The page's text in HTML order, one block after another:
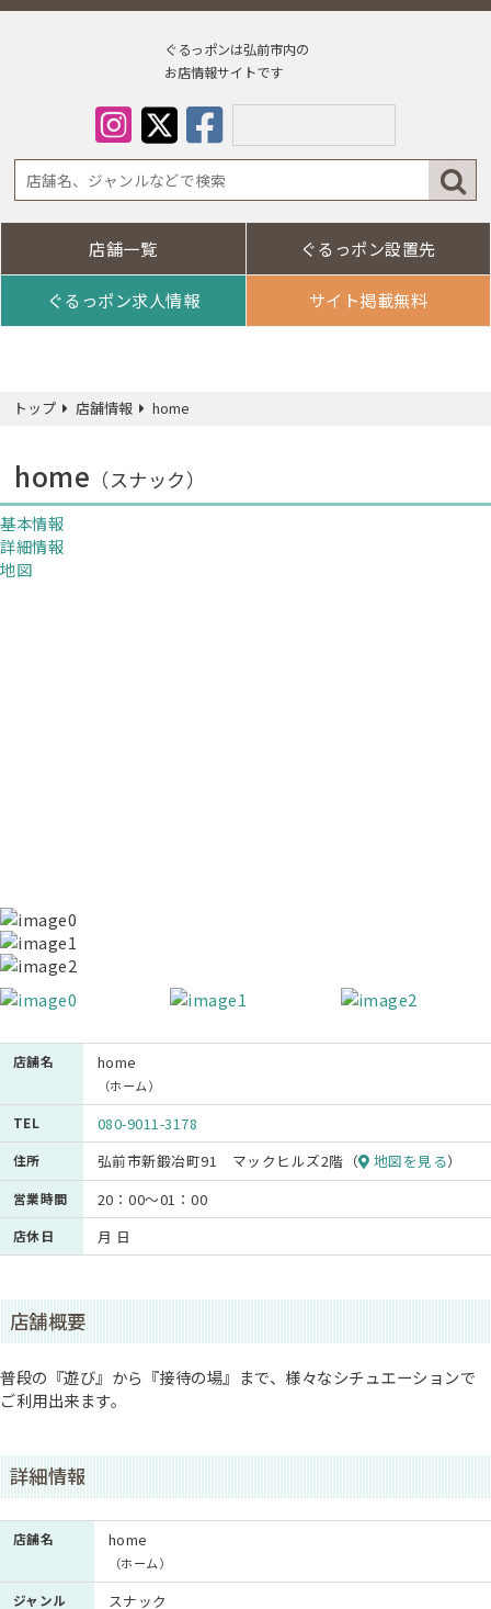
ぐるっポンは弘前市内の
お店情報サイトです
Select
店舗一覧 ぐるっポン設置先
ぐるっポン求人情報 サイト掲載無料
トップ 店舗情報 home
home （スナック）
基本情報
詳細情報
地図
店舗名 home
（ホーム）
TEL 080-9011-3178
住所 弘前市新鍛冶町91 マックヒルズ2階（ 地図を見る）
営業時間 20：00～01：00
店休日 月 日
店舗概要
普段の『遊び』から『接待の場』まで、様々なシチュエーションで
ご利用出来ます。
詳細情報
店舗名 home
（ホーム）
ジャンル スナック